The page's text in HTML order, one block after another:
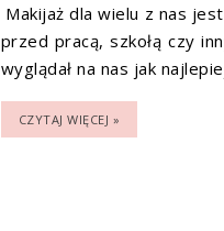
Makijaż dla wielu z nas
przed pracą, szkołą czy
wyglądał na nas jak
CZYTAJ WIĘCEJ »